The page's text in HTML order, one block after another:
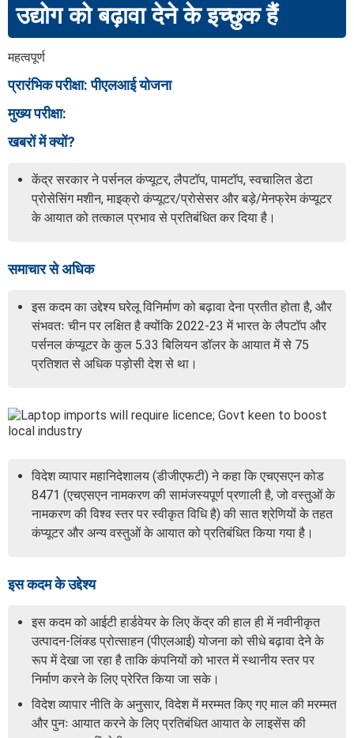
उद्योग को बढ़ावा देने के इच्छुक हैं
महत्वपूर्ण
प्रारंभिक परीक्षा: पीएलआई योजना
मुख्य परीक्षा:
खबरों में क्यों?
केंद्र सरकार ने पर्सनल कंप्यूटर, लैपटॉप, पामटॉप, स्वचालित डेटा
प्रोसेसिंग मशीन, माइक्रो कंप्यूटर/प्रोसेसर और बड़े/मेनफ्रेम कंप्यूटर
के आयात को तत्काल प्रभाव से प्रतिबंधित कर दिया है।
समाचार से अधिक
इस कदम का उद्देश्य घरेलू विनिर्माण को बढ़ावा देना प्रतीत होता है, और
संभवतः चीन पर लक्षित है क्योंकि 2022-23 में भारत के लैपटॉप और
पर्सनल कंप्यूटर के कुल 5.33 बिलियन डॉलर के आयात में से 75
प्रतिशत से अधिक पड़ोसी देश से था।
विदेश व्यापार महानिदेशालय (डीजीएफटी) ने कहा कि एचएसएन कोड
8471 (एचएसएन नामकरण की सामंजस्यपूर्ण प्रणाली है, जो वस्तुओं के
नामकरण की विश्व स्तर पर स्वीकृत विधि है) की सात श्रेणियों के तहत
कंप्यूटर और अन्य वस्तुओं के आयात को प्रतिबंधित किया गया है।
इस कदम के उद्देश्य
इस कदम को आईटी हार्डवेयर के लिए केंद्र की हाल ही में नवीनीकृत
उत्पादन-लिंक्ड प्रोत्साहन (पीएलआई) योजना को सीधे बढ़ावा देने के
रूप में देखा जा रहा है ताकि कंपनियों को भारत में स्थानीय स्तर पर
निर्माण करने के लिए प्रेरित किया जा सके।
विदेश व्यापार नीति के अनुसार, विदेश में मरम्मत किए गए माल की मरम्मत
और पुनः आयात करने के लिए प्रतिबंधित आयात के लाइसेंस की